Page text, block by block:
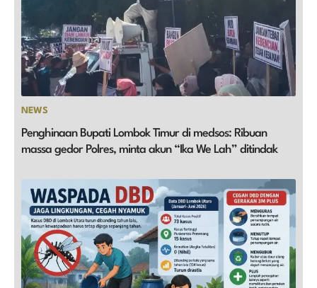
NEWS
Penghinaan Bupati Lombok Timur di medsos: Ribuan
massa gedor Polres, minta akun “Ika We Lah” ditindak